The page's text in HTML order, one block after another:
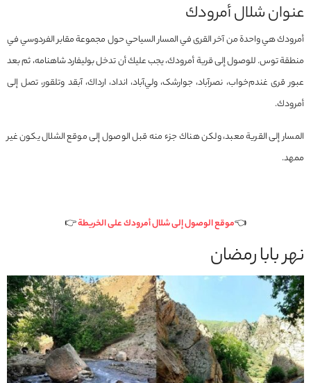
عنوان شلال أمرودك
أمرودك هي واحدة من آخر القرى في المسار السياحي حول مجموعة مقابر الفردوسي في
منطقة توس. للوصول إلى قرية أمرودك، يجب عليك أن تدخل بوليفارد شاهنامه، ثم بعد
عبور قرى غندم‌خواب، نصرآباد، جوارشک، ولي‌آباد، انداد، ارداك، آبقد وتلقور، تصل إلى
أمرودك.
المسار إلى القرية معبد، ولكن هناك جزء منه قبل الوصول إلى موقع الشلال يكون غير
ممهد.
👈موقع الوصول إلى شلال أمرودك على الخريطة👉
نهر بابا رمضان